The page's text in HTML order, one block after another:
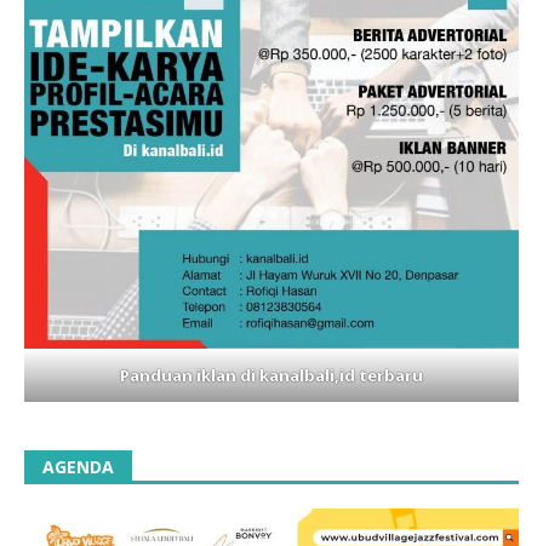
Panduan iklan di kanalbali,id terbaru
AGENDA